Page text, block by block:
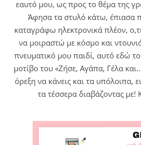
εαυτό μου, ως προς το θέμα της
Άφησα τα στυλό κάτω, έπιασα
καταγράφω ηλεκτρονικά πλέον,
να μοιραστώ με κόσμο και
πνευματικό μου παιδί, αυτό εδώ
μοτίβο του «Ζήσε, Αγάπα, Γέλα
όρεξη να κάνεις και τα υπόλοιπα,
τα τέσσερα διαβάζοντας με!